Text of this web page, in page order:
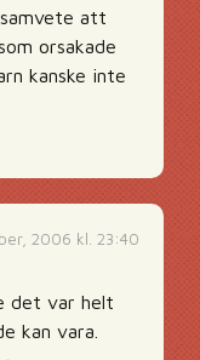
att
orsakade
kanske inte
2006 kl. 23:40
det var helt
kan vara.